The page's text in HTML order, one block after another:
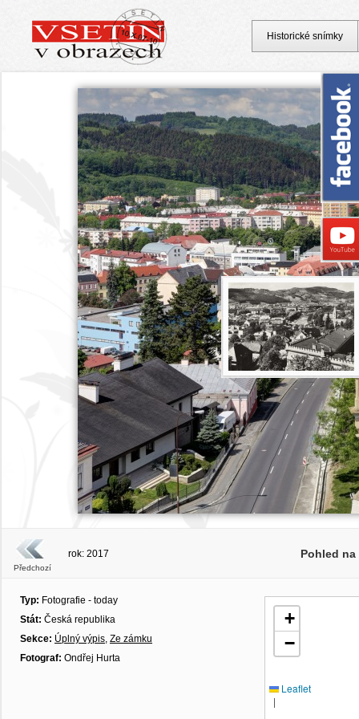
Předchozí
rok: 2017 Pohled na
Typ: Fotografie - today
Stát: Česká republika
Sekce: Úplný výpis, Ze zámku
Fotograf: Ondřej Hurta
+
−
Leaflet
|
Historické snímky